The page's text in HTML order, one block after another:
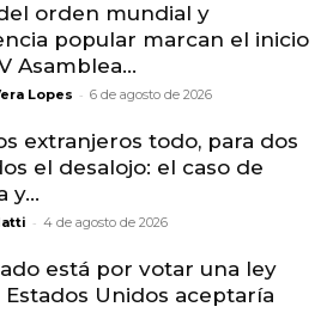
orden mundial y
popular marcan el inicio
Asamblea...
Lopes - 6 de agosto de 2026
extranjeros todo, para dos
el desalojo: el caso de
y...
- 4 de agosto de 2026
está por votar una ley
Estados Unidos aceptaría